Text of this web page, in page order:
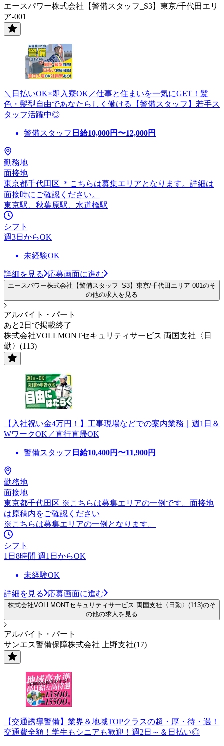
エースパワー株式会社【警備スタッフ_S3】東京/千代田エリ
ア-001
＼日払いOK×即入寮OK／仕事と住まいを一気にGET！髪
色・髪型自由であなたらしく働ける【警備スタッフ】若手ス
タッフ活躍中◎
警備スタッフ 日給10,000円〜12,000円
勤務地
面接地
東京都千代田区 ＊こちらは募集エリアとなります。詳細は
面接時にご確認ください。
東京駅、秋葉原駅、水道橋駅
シフト
週3日からOK
未経験OK
詳細を見る 応募画面に進む
エースパワー株式会社【警備スタッフ_S3】東京/千代田エリア-001のそ
の他の求人を見る
アルバイト・パート
あと2日で掲載終了
株式会社VOLLMONTセキュリティサービス 両国支社〈日
勤〉(113)
【入社祝い金4万円！】工事現場などでの案内業務｜週1日＆
WワークOK／直行直帰OK
警備スタッフ 日給10,400円〜11,900円
勤務地
面接地
東京都千代田区 ※こちらは募集エリアの一例です。面接地
は原稿内をご確認ください
※こちらは募集エリアの一例となります。
シフト
1日8時間 週1日からOK
未経験OK
詳細を見る 応募画面に進む
株式会社VOLLMONTセキュリティサービス 両国支社〈日勤〉(113)のそ
の他の求人を見る
アルバイト・パート
サンエス警備保障株式会社 上野支社(17)
【交通誘導警備】業界＆地域TOPクラスの超・厚・待・遇！
交通費全額！学生もシニアも歓迎！週2日～＆日払い◎